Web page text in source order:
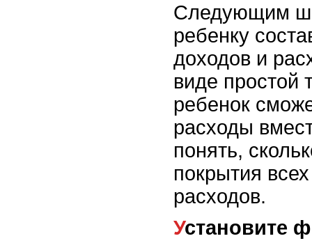
Следующим
ребенку
доходов и
виде простой
ребенок
расходы
понять,
покрытия
расходов.
Установите